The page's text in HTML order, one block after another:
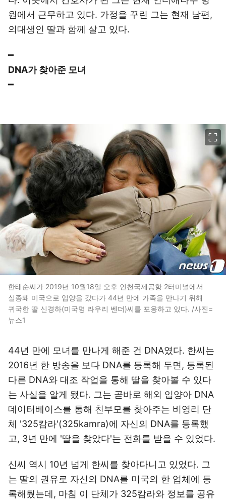
원에서 근무하고 있다. 가정을 꾸린 그는 현재 남편,
의대생인 딸과 함께 살고 있다.
━
DNA가 찾아준 모녀
━
한태순씨가 2019년 10월18일 오후 인천국제공항 2터미널에서
실종돼 미국으로 입양을 갔다가 44년 만에 가족을 만나기 위해
귀국한 딸 신경하(미국명 라우리 벤더)씨를 포옹하고 있다. /사진=
뉴스1
44년 만에 모녀를 만나게 해준 건 DNA였다. 한씨는
2016년 한 방송을 보다 DNA를 등록해 두면, 등록된
다른 DNA와 대조 작업을 통해 딸을 찾아볼 수 있다
는 사실을 알게 됐다. 그는 곧바로 해외 입양아 DNA
데이터베이스를 통해 친부모를 찾아주는 비영리 단
체 '325캄라'(325kamra)에 자신의 DNA를 등록했
고, 3년 만에 '딸을 찾았다'는 전화를 받을 수 있었다.
신씨 역시 10년 넘게 한씨를 찾아다니고 있었다. 그
는 딸의 권유로 자신의 DNA를 미국의 한 업체에 등
록해뒀는데, 마침 이 단체가 325캄라와 정보를 공유